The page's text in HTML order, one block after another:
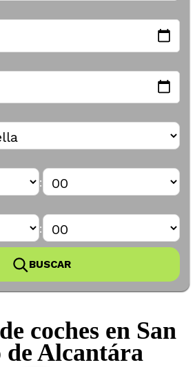
BUSCAR
:
:
coches en San
de Alcantára